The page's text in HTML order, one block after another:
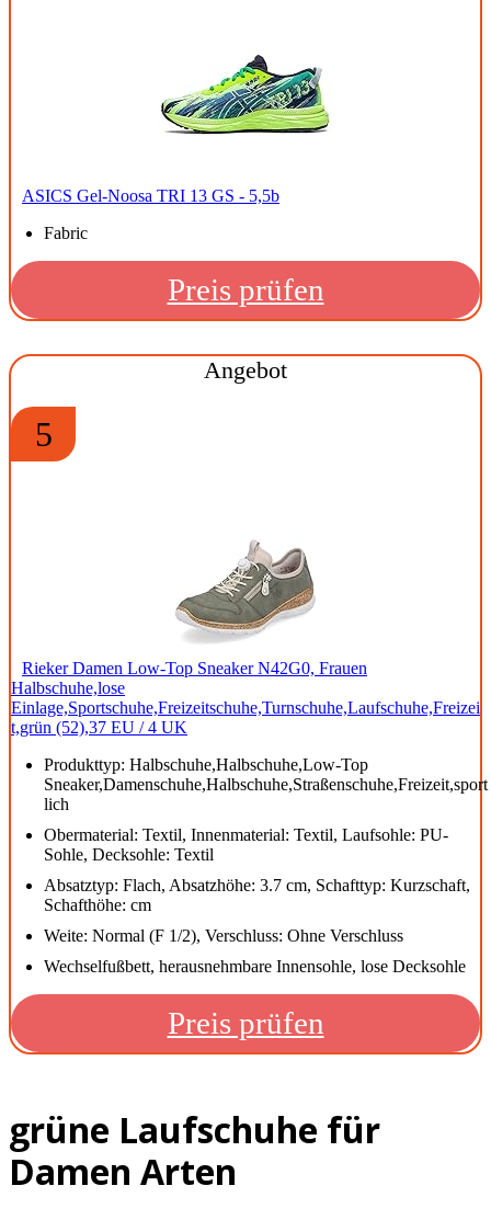
ASICS Gel-Noosa TRI 13 GS - 5,5b
Fabric
Preis prüfen
Angebot
5
Rieker Damen Low-Top Sneaker N42G0, Frauen
Halbschuhe,lose
Einlage,Sportschuhe,Freizeitschuhe,Turnschuhe,Laufschuhe,Freizei
t,grün (52),37 EU / 4 UK
Produkttyp: Halbschuhe,Halbschuhe,Low-Top
Sneaker,Damenschuhe,Halbschuhe,Straßenschuhe,Freizeit,sport
lich
Obermaterial: Textil, Innenmaterial: Textil, Laufsohle: PU-
Sohle, Decksohle: Textil
Absatztyp: Flach, Absatzhöhe: 3.7 cm, Schafttyp: Kurzschaft,
Schafthöhe: cm
Weite: Normal (F 1/2), Verschluss: Ohne Verschluss
Wechselfußbett, herausnehmbare Innensohle, lose Decksohle
Preis prüfen
grüne Laufschuhe für
Damen Arten